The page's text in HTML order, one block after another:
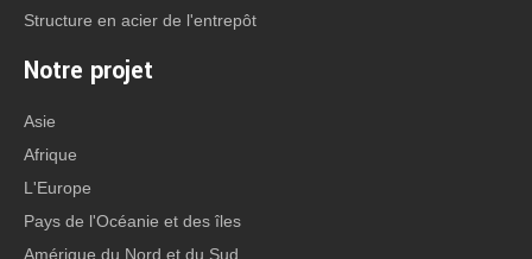
+86-178 0625 1013
trodasteel@qdxgz.cn
Adresse: No. 268, Sancheng Road, Pingdu,
Qingdao, Shandong, Chine
Structure en acier de l'entrepôt
Notre projet
Asie
Afrique
L'Europe
Pays de l'Océanie et des îles
Amérique du Nord et du Sud